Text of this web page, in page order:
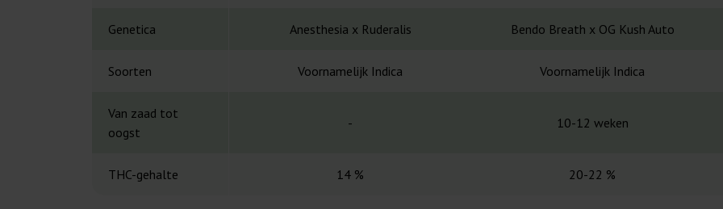
Genetica Anesthesia x Ruderalis Bendo Breath x OG Kush Auto
Soorten Voornamelijk Indica Voornamelijk Indica
Van zaad tot
oogst
- 10-12 weken
THC-gehalte 14 % 20-22 %